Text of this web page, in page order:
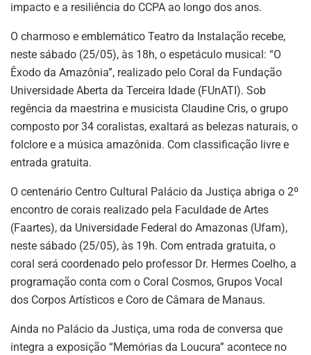
impacto e a resiliência do CCPA ao longo dos anos.
O charmoso e emblemático Teatro da Instalação recebe,
neste sábado (25/05), às 18h, o espetáculo musical: “O
Êxodo da Amazônia”, realizado pelo Coral da Fundação
Universidade Aberta da Terceira Idade (FUnATI). Sob
regência da maestrina e musicista Claudine Cris, o grupo
composto por 34 coralistas, exaltará as belezas naturais, o
folclore e a música amazônida. Com classificação livre e
entrada gratuita.
O centenário Centro Cultural Palácio da Justiça abriga o 2º
encontro de corais realizado pela Faculdade de Artes
(Faartes), da Universidade Federal do Amazonas (Ufam),
neste sábado (25/05), às 19h. Com entrada gratuita, o
coral será coordenado pelo professor Dr. Hermes Coelho, a
programação conta com o Coral Cosmos, Grupos Vocal
dos Corpos Artísticos e Coro de Câmara de Manaus.
Ainda no Palácio da Justiça, uma roda de conversa que
integra a exposição “Memórias da Loucura” acontece no